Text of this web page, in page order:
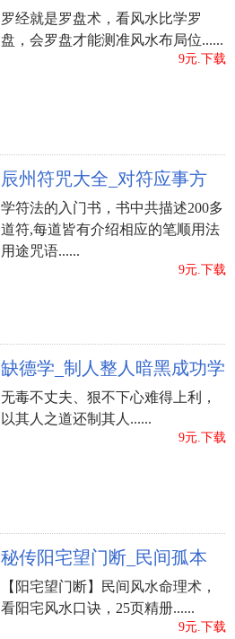
罗经就是罗盘术，看风水比学罗
盘，会罗盘才能测准风水布局位......
9元.下载
辰州符咒大全_对符应事方
学符法的入门书，书中共描述200多
道符,每道皆有介绍相应的笔顺用法
用途咒语......
9元.下载
缺德学_制人整人暗黑成功学
无毒不丈夫、狠不下心难得上利，
以其人之道还制其人......
9元.下载
秘传阳宅望门断_民间孤本
【阳宅望门断】民间风水命理术，
看阳宅风水口诀，25页精册......
9元.下载